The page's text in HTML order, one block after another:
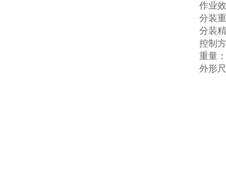
作业
分装
分装
控制
重量
外形